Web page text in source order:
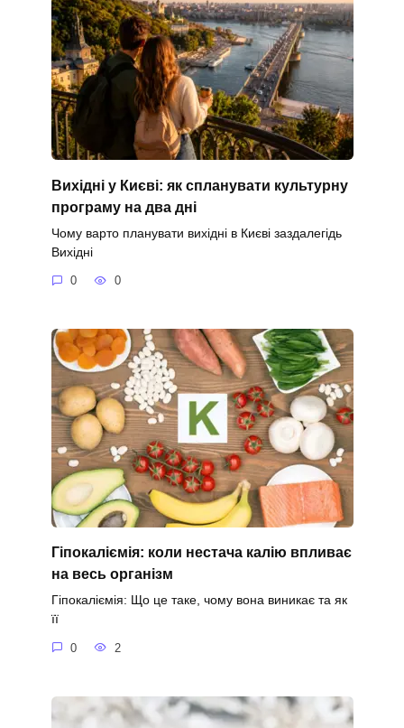
Вихідні у Києві: як спланувати культурну
програму на два дні
Чому варто планувати вихідні в Києві заздалегідь
Вихідні
0 0
Гіпокаліємія: коли нестача калію впливає
на весь організм
Гіпокаліємія: Що це таке, чому вона виникає та як
її
0 2